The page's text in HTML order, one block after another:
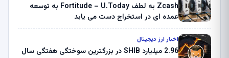
Zcash به لطف Fortitude – U.Today به توسعه
عمده ای در استخراج دست می یابد
اخبار ارز دیجیتال
2.96 میلیارد SHIB در بزرگترین سوختگی هفتگی سال